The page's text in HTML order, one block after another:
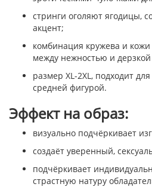
стринги оголяют ягодицы,
акцент;
комбинация кружева и
между нежностью и дерзкой
размер XL-2XL, подходит
средней фигурой.
Эффект на образ:
визуально подчёркивает
создаёт уверенный,
подчёркивает
страстную натуру